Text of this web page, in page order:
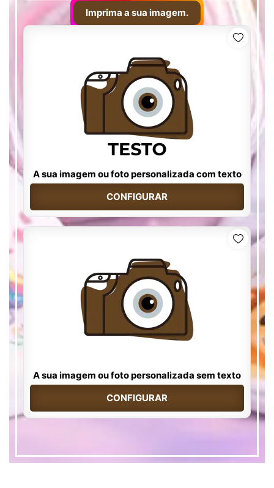
Imprima a sua imagem.
A sua imagem ou foto personalizada com texto
CONFIGURAR
A sua imagem ou foto personalizada sem texto
CONFIGURAR